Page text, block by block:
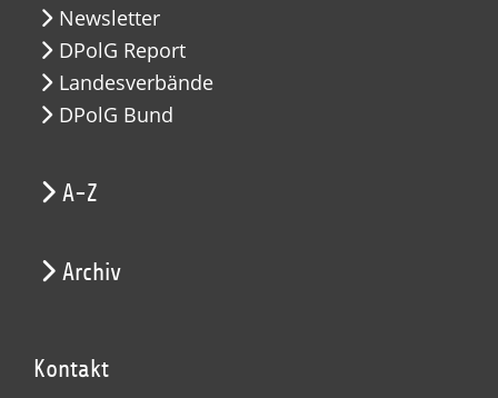
Newsletter
DPolG Report
Landesverbände
DPolG Bund
A-Z
Archiv
Kontakt